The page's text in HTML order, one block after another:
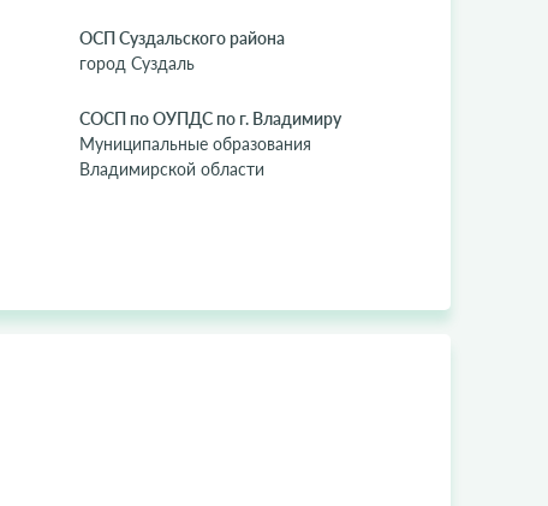
ОСП Суздальского района
город Суздаль
СОСП по ОУПДС по г. Владимиру
Муниципальные образования
Владимирской области